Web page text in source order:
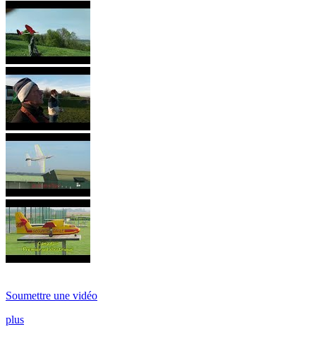
Soumettre une vidéo
plus